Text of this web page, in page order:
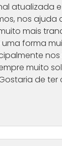
atualizada
nos ajuda
mais
forma
muito
de